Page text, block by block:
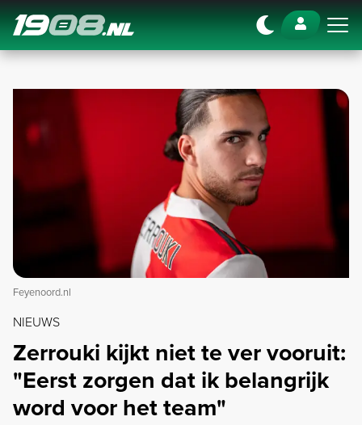
Navigation
Feyenoord.nl
NIEUWS
Zerrouki kijkt niet te ver vooruit:
"Eerst zorgen dat ik belangrijk
word voor het team"